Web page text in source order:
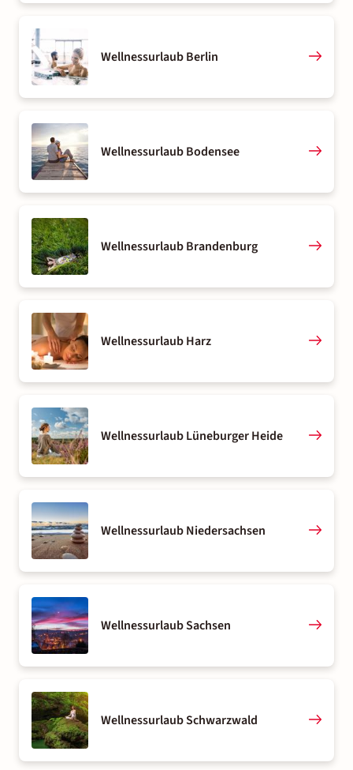
Wellnessurlaub Berlin
Wellnessurlaub Bodensee
Wellnessurlaub Brandenburg
Wellnessurlaub Harz
Wellnessurlaub Lüneburger Heide
Wellnessurlaub Niedersachsen
Wellnessurlaub Sachsen
Wellnessurlaub Schwarzwald